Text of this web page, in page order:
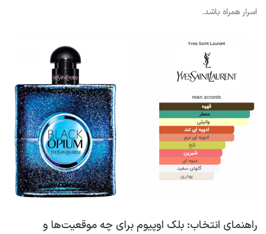
اسرار همراه باشد.
راهنمای انتخاب: بلک اوپیوم برای چه موقعیت‌ها و